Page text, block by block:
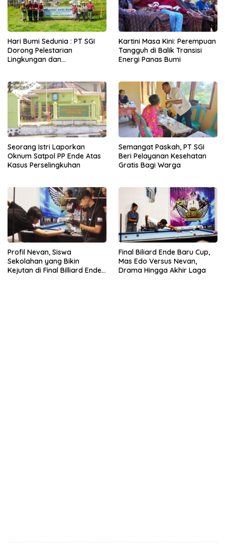
Hari Bumi Sedunia : PT SGI
Dorong Pelestarian
Lingkungan dan
Kartini Masa Kini: Perempuan
Tangguh di Balik Transisi
Energi Panas Bumi
Seorang Istri Laporkan
Oknum Satpol PP Ende Atas
Kasus Perselingkuhan
Semangat Paskah, PT SGI
Beri Pelayanan Kesehatan
Gratis Bagi Warga
Profil Nevan, Siswa
Sekolahan yang Bikin
Kejutan di Final Billiard Ende
Final Biliard Ende Baru Cup,
Mas Edo Versus Nevan,
Drama Hingga Akhir Laga